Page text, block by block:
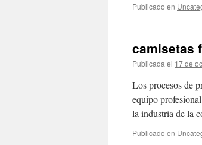
Publicado en
camisetas
Publicada el 17 de
Los procesos de
equipo
la industria de la
Publicado en